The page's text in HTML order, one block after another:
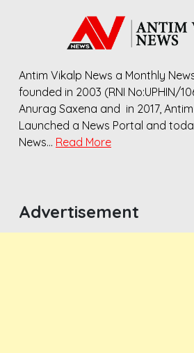
Antim Vikalp News a Monthly
founded in 2003 (RNI No:UPHIN/
Anurag Saxena and in 2017,
Launched a News Portal and
News… Read More
Advertisement